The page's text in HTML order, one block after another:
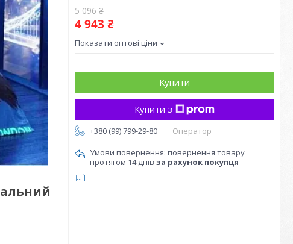
5 096 ₴
4 943 ₴
Показати оптові ціни
Купити
Купити з
+380 (99) 799-29-80
Оператор
повернення товару
протягом 14 днів за рахунок покупця